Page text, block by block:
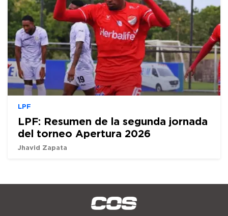
LPF
LPF: Resumen de la segunda jornada
del torneo Apertura 2026
Jhavid Zapata